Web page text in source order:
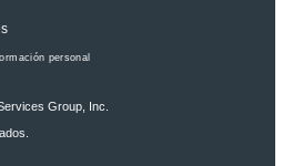
personal
Group, Inc.